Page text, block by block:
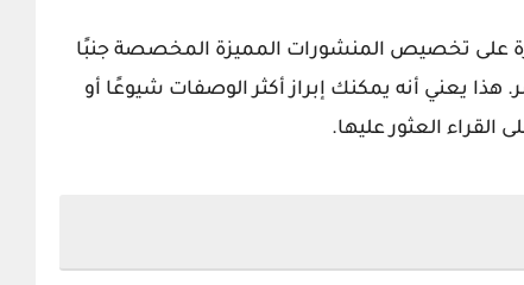
على تخصيص المنشورات المميزة المخصصة جنبًا
يعني أنه يمكنك إبراز أكثر الوصفات شيوعًا أو
العثور عليها.